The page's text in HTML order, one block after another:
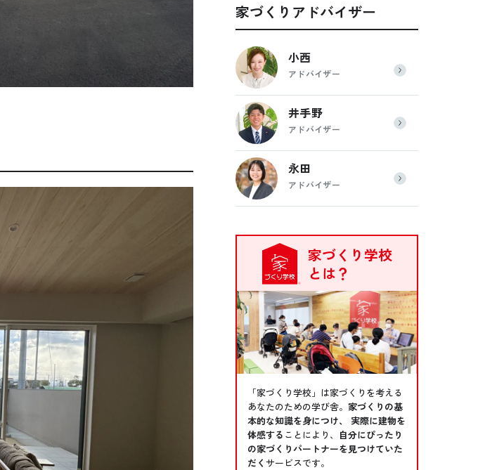
家づくりアドバイザー
小西
アドバイザー
井手野
アドバイザー
永田
アドバイザー
家づくり学校
とは？
「家づくり学校」は家づくりを考える
あなたのための学び舎。 家づくりの基
本的な知識を身につけ、 実際に建物を
体感する ことにより、
自分にぴったり
の家づくりパートナーを見つけていた
だく サービスです。